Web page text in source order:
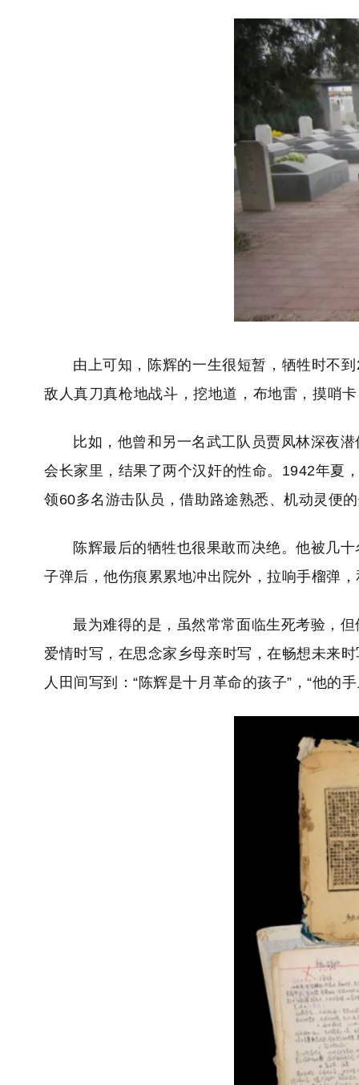
由上可知， 陈辉的一生很短暂，牺牲时不
敌人真刀真枪地战斗，挖地道，布地雷，摸哨
比如，他曾和另一名武工队员贾凤林深夜
会长家里，结果了两个汉奸的性命。1942年夏
领60多名游击队员，借助路途熟悉、机动灵便
陈辉最后的牺牲也很果敢而决绝。他被几
子弹后，他伤痕累累地冲出院外，拉响手榴弹
最为难得的是，虽然常常面临生死考验，
爱情时写，在思念家乡母亲时写，在畅想未来
人田间写到：“陈辉是十月革命的孩子”，“他的